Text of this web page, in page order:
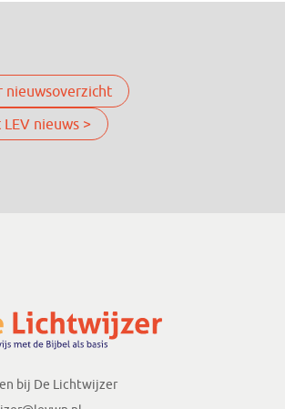
nieuwsoverzicht
nieuws >
bij De Lichtwijzer